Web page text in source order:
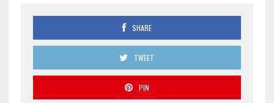
SHARE
TWEET
PIN